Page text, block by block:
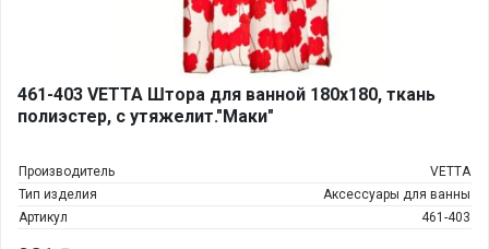
461-403 VETTA Штора для ванной 180х180, ткань
полиэстер, с утяжелит."Маки"
Производитель
VETTA
Тип изделия
Аксессуары для ванны
Артикул
461-403